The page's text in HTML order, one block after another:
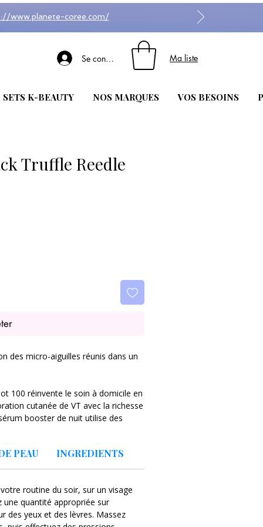
www.planete-coree.com/
Se connecter Ma liste
SETS K-BEAUTY NOS MARQUES VOS BESOINS
Truffle Reedle
des micro-aiguilles réunis dans un
100 réinvente le soin à domicile en
cutanée de VT avec la richesse
booster de nuit utilise des
plus profond de la peau.
commun. Il cible les rides, la perte
renouvellement cellulaire et la
PEAU INGREDIENTS
routine du soir, sur un visage
quantité appropriée sur
des yeux et des lèvres. Massez